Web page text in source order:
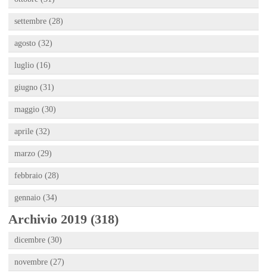
settembre (28)
agosto (32)
luglio (16)
giugno (31)
maggio (30)
aprile (32)
marzo (29)
febbraio (28)
gennaio (34)
Archivio 2019 (318)
dicembre (30)
novembre (27)